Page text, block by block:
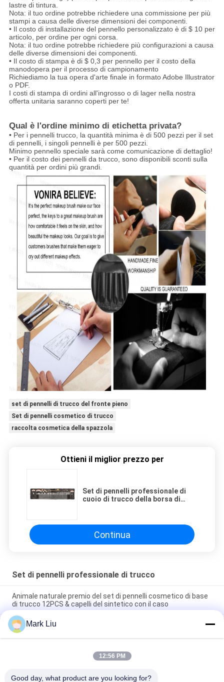
lastre di tintura.
Nota: il tuo ordine potrebbe richiedere una commissione per più
stampi a causa delle diverse dimensioni dei componenti.
• Il costo di installazione del pennello personalizzato è di $ 10 per
articolo, per ordine per ogni corsa.
Nota: il tuo ordine potrebbe richiedere più configurazioni a causa
delle diverse dimensioni dei componenti.
• Il costo di stampa è di $ 0,3 per pennello per il costo della
manodopera per il processo di campionamento
Richiediamo la tua opera d'arte finale in formato Adobe Illustrator
o PDF.
I costi di stampa di ordini all'ingrosso o di lager nella nostra
offerta unitaria saranno coperti per te!
Qual è l'ordine minimo di etichetta privata?
• Per i pennelli trucco, la quantità minima è di 500 pezzi per il set
di pennelli, i singoli pennelli è per 500 pezzi.
Minimo pennello speciale sarà come comunicazione di dettaglio!
• Per il costo dei pennelli da trucco, sono disponibili sconti sulla
quantità per ordini più grandi.
set di pennelli di trucco del fronte pieno
Set di pennelli cosmetico di trucco
raccolta cosmetica della spazzola
Ottieni il miglior prezzo per
Set di pennelli professionale di
cuoio di trucco della borsa di
Continua
Set di pennelli professionale di trucco
Animale naturale premio del set di pennelli cosmetico di base
di trucco 12PCS & capelli del sintetico con il caso
Set di pennelli professionale di trucco di qualità premio/set di
pennelli del fronte
Pc del set di pennelli 48 di trucco del fronte pieno
dell'etichetta privata con il rotolo nero della spazzola dell'unità
Mark Liu
12:56 PM
Good day, what product are you looking for?